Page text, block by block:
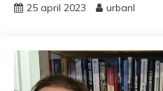
25 april 2023 urbanl